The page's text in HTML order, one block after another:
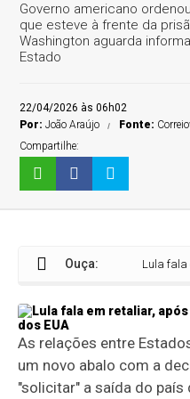
Governo americano
que esteve à frente da
Washington aguarda
Estado
22/04/2026 às 06h02
Por:João Araújo Fonte:
Compartilhe:
Ouça: Lula fala
As relações entre
um novo abalo com a
"solicitar" a saída do